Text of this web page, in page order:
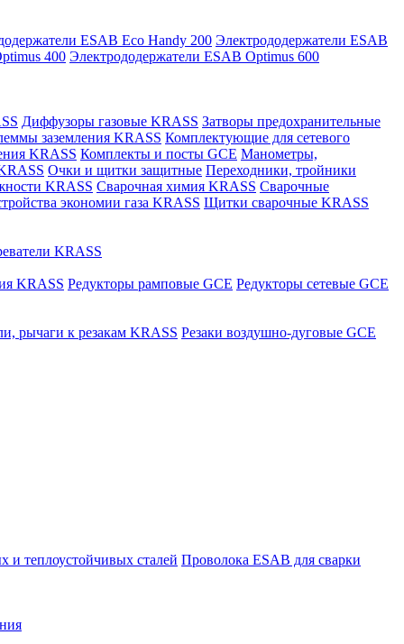
ESAB Eco Handy 200 Электрододержатели ESAB
400 Электрододержатели ESAB Optimus 600
Диффузоры газовые KRASS Затворы предохранительные
заземления KRASS Комплектующие для сетевого
KRASS Комплекты и посты GCE Манометры,
Очки и щитки защитные Переходники, тройники
KRASS Сварочная химия KRASS Сварочные
экономии газа KRASS Щитки сварочные KRASS
KRASS
KRASS Редукторы рамповые GCE Редукторы сетевые GCE
рычаги к резакам KRASS Резаки воздушно-дуговые GCE
и теплоустойчивых сталей Проволока ESAB для сварки